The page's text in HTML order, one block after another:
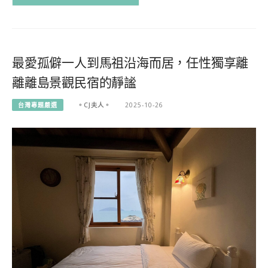
最愛孤僻一人到馬祖沿海而居，任性獨享離
離離島景觀民宿的靜謐
台灣專題嚴選 。CJ夫人。 2025-10-26